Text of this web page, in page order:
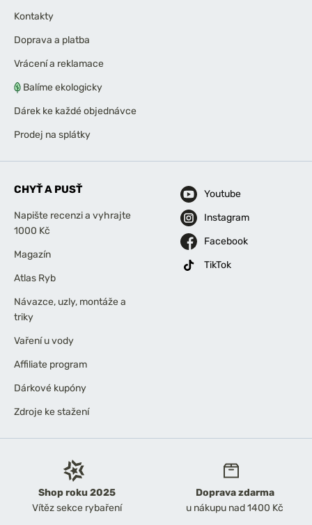
Shop roku 2025
Vítěz sekce rybaření
Doprava zdarma
u nákupu nad 1400 Kč
Kontakty
Doprava a platba
Vrácení a reklamace
Balíme ekologicky
Dárek ke každé objednávce
Prodej na splátky
CHYŤ A PUSŤ
Napište recenzi a vyhrajte
1000 Kč
Magazín
Atlas Ryb
Návazce, uzly, montáže a
triky
Vaření u vody
Affiliate program
Dárkové kupóny
Zdroje ke stažení
Youtube
Instagram
Facebook
TikTok